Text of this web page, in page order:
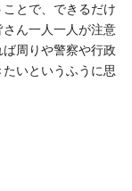
とで、できるだけ
ん一人一人が注意
周りや警察や行政
いというふうに思